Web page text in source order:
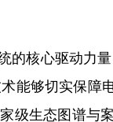
核心驱动力量
能够切实保障
级生态图谱与